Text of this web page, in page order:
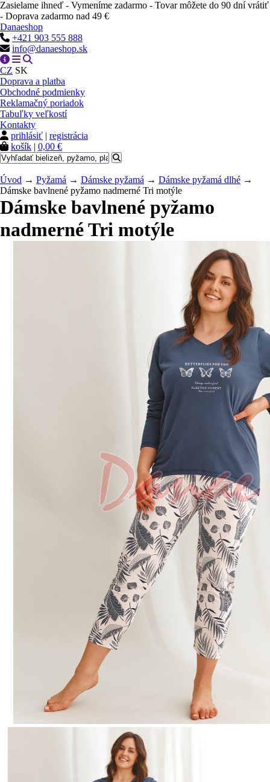
Zasielame ihneď - Vymeníme zadarmo - Tovar môžete do 90 dní vrátiť
- Doprava zadarmo nad 49 €
Danaeshop
+421 903 555 888
info@danaeshop.sk
CZ SK
Doprava a platba
Obchodné podmienky
Reklamačný poriadok
Tabuľky veľkostí
Kontakty
prihlásiť | registrácia
košík | 0,00 €
Úvod → Pyžamá → Dámske pyžamá → Dámske pyžamá dlhé →
Dámske bavlnené pyžamo nadmerné Tri motýle
Dámske bavlnené pyžamo
nadmerné Tri motýle